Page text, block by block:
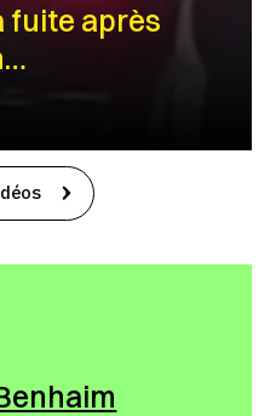
fuite après